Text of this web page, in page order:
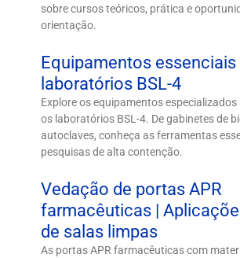
sobre cursos teóricos, prática e
orientação.
Equipamentos essenciais
laboratórios BSL-4
Explore os equipamentos
os laboratórios BSL-4. De gabinetes de
autoclaves, conheça as ferramentas
pesquisas de alta contenção.
Vedação de portas APR
farmacêuticas |
de salas limpas
As portas APR farmacêuticas com